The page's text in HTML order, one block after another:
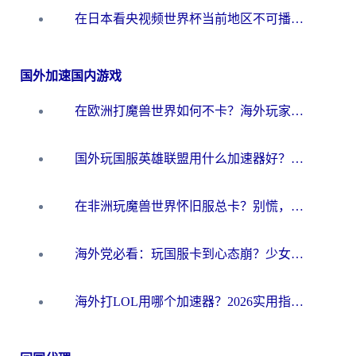
在日本看央视频世界杯当前地区不可播放？海外党体育观赛终极指南
国外加速国内游戏
在欧洲打魔兽世界如何不卡？海外玩家的国服游戏加速终极攻略
国外玩国服英雄联盟用什么加速器好？海外党亲测有效的国服游戏加速指南
在非洲玩魔兽世界怀旧服总卡？别慌，这份指南帮你丝滑开荒
海外党必看：玩国服卡到心态崩？少女前线云图计划加速器免费推荐+碧蓝航线足球世界流畅攻略
海外打LOL用哪个加速器？2026实用指南：从延迟到设备适配，一篇解决你的国服游戏痛点